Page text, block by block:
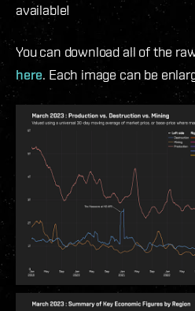
available!
You can download all of the
here. Each image can be